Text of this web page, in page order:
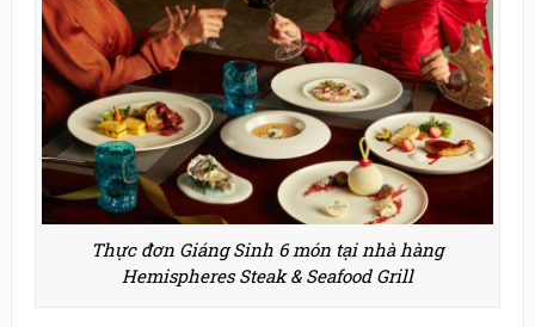
Thực đơn Giáng Sinh 6 món tại nhà hàng
Hemispheres Steak & Seafood Grill